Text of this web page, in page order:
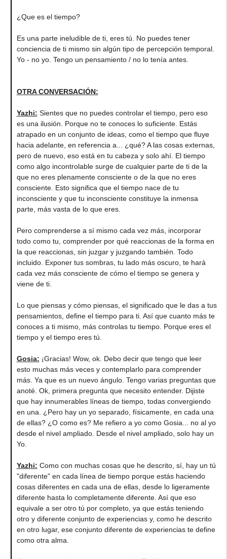
¿Que es el tiempo?
Es una parte ineludible de ti, eres tú. No puedes tener
conciencia de ti mismo sin algún tipo de percepción temporal.
Yo - no yo. Tengo un pensamiento / no lo tenía antes.
OTRA CONVERSACIÓN:
Yazhi: Sientes que no puedes controlar el tiempo, pero eso
es una ilusión. Porque no te conoces lo suficiente. Estás
atrapado en un conjunto de ideas, como el tiempo que fluye
hacia adelante, en referencia a... ¿qué? A las cosas externas,
pero de nuevo, eso está en tu cabeza y solo ahí. El tiempo
como algo incontrolable surge de cualquier parte de ti de la
que no eres plenamente consciente o de la que no eres
consciente. Esto significa que el tiempo nace de tu
inconsciente y que tu inconsciente constituye la inmensa
parte, más vasta de lo que eres.
Pero comprenderse a sí mismo cada vez más, incorporar
todo como tu, comprender por qué reaccionas de la forma en
la que reaccionas, sin juzgar y juzgando también. Todo
incluido. Exponer tus sombras, tu lado más oscuro, te hará
cada vez más consciente de cómo el tiempo se genera y
viene de ti.
Lo que piensas y cómo piensas, el significado que le das a tus
pensamientos, define el tiempo para ti. Así que cuanto más te
conoces a ti mismo, más controlas tu tiempo. Porque eres el
tiempo y el tiempo eres tú.
Gosia: ¡Gracias! Wow, ok. Debo decir que tengo que leer
esto muchas más veces y contemplarlo para comprender
más. Ya que es un nuevo ángulo. Tengo varias preguntas que
anoté. Ok, primera pregunta que necesito entender. Dijiste
que hay innumerables líneas de tiempo, todas convergiendo
en una. ¿Pero hay un yo separado, físicamente, en cada una
de ellas? ¿O como es? Me refiero a yo como Gosia... no al yo
desde el nivel ampliado. Desde el nivel ampliado, solo hay un
Yo.
Yazhi: Como con muchas cosas que he descrito, sí, hay un tú
"diferente" en cada línea de tiempo porque estás haciendo
cosas diferentes en cada una de ellas, desde lo ligeramente
diferente hasta lo completamente diferente. Así que eso
equivale a ser otro tú por completo, ya que estás teniendo
otro y diferente conjunto de experiencias y, como he descrito
en otro lugar, ese conjunto diferente de experiencias te define
como otra alma.